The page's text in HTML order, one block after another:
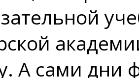
А сами дни